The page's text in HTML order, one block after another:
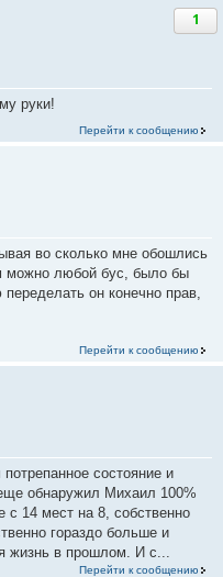
1
руки!
Перейти к сообщению
во сколько мне обошлись
можно любой бус, было бы
он конечно прав,
Перейти к сообщению
состояние и
обнаружил Михаил 100%
с 14 мест на 8, собственно
гораздо больше и
жизнь в прошлом. И с...
Перейти к сообщению